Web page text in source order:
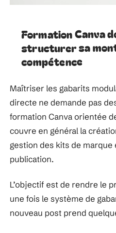
Formation Canva
structurer sa
compétence
Maîtriser les gabarits
directe ne demande pas
formation Canva orientée
couvre en général la
gestion des kits de marque
publication.
L’objectif est de rendre le
une fois le système de
nouveau post prend